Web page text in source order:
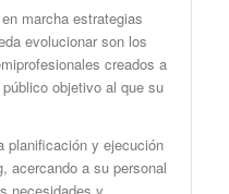
marcha estrategias
evolucionar son los
creados a
objetivo al que su
planificación y ejecución
acercando a su personal